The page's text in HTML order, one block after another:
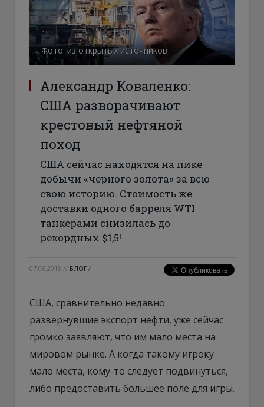
Фото: из открытых источников
Александр Коваленко:
США разворачивают
крестовый нефтяной
поход
США сейчас находятся на пике
добычи «черного золота» за всю
свою историю. Стоимость же
доставки одного барреля WTI
танкерами снизилась до
рекордных $1,5!
07.06.2018 // БЛОГИ
США, сравнительно недавно
развернувшие экспорт нефти, уже сейчас
громко заявляют, что им мало места на
мировом рынке. А когда такому игроку
мало места, кому-то следует подвинуться,
либо предоставить большее поле для игры.